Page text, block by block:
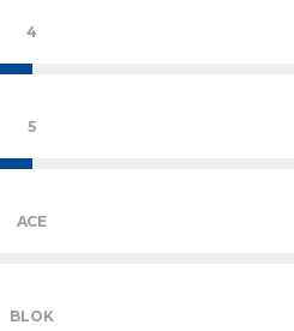
4
5
ACE
BLOK